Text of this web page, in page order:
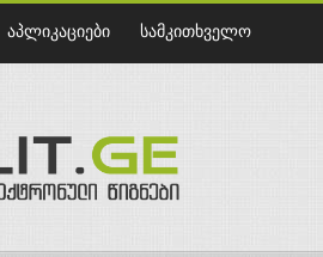
აპლიკაციები სამკითხველო